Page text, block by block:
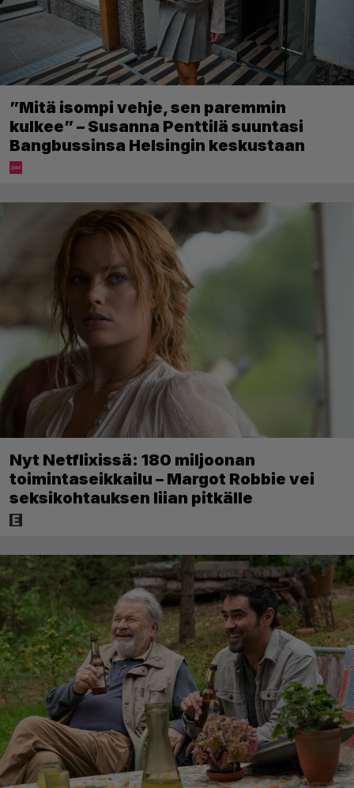
”Mitä isompi vehje, sen paremmin
kulkee” – Susanna Penttilä suuntasi
Bangbussinsa Helsingin keskustaan
Nyt Netflixissä: 180 miljoonan
toimintaseikkailu – Margot Robbie vei
seksikohtauksen liian pitkälle